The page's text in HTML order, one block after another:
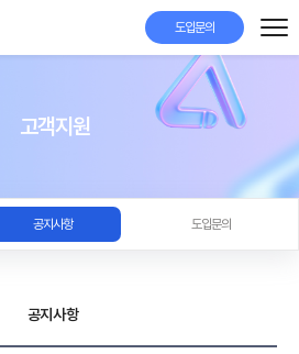
도입문의
고객지원
공지사항 도입문의
공지사항